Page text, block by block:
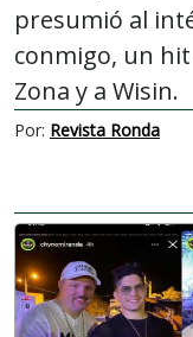
presumió al
conmigo, un
Zona y a Wisin.
Por: Revista Ronda